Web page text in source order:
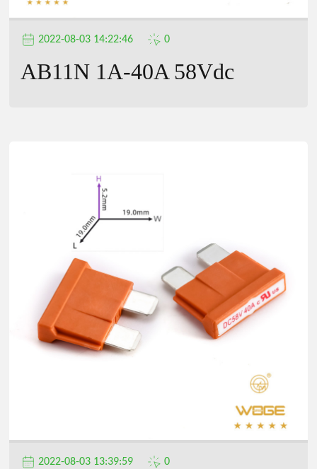
2022-08-03 14:22:46 0
AB11N 1A-40A 58Vdc
2022-08-03 13:39:59 0